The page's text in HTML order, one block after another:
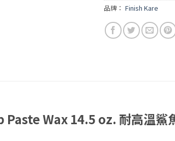
品牌： Finish Kare
Wax 14.5 oz. 耐高溫鯊